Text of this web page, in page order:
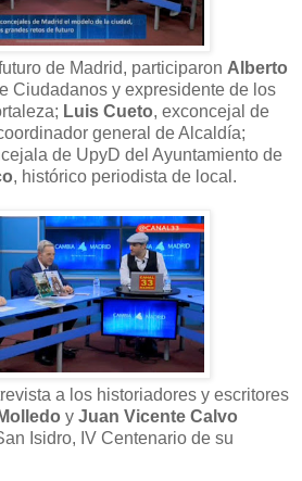
de Madrid, participaron Alberto
Ciudadanos y expresidente de los
Luis Cueto, exconcejal de
general de Alcaldía;
de UpyD del Ayuntamiento de
, histórico periodista de local.
a los historiadores y escritores
y Juan Vicente Calvo
Isidro, IV Centenario de su